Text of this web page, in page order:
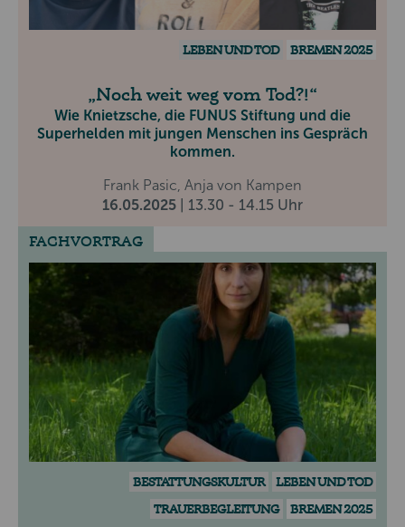
LEBEN UND TOD BREMEN 2025
Noch weit weg vom Tod?!
Wie Knietzsche, die FUNUS Stiftung und die
Superhelden mit jungen Menschen ins Gespräch
kommen.
Frank Pasic, Anja von Kampen
16.05.2025
| 13.30 - 14.15 Uhr
FACHVORTRAG
BESTATTUNGSKULTUR
LEBEN UND TOD
TRAUERBEGLEITUNG
BREMEN 2025